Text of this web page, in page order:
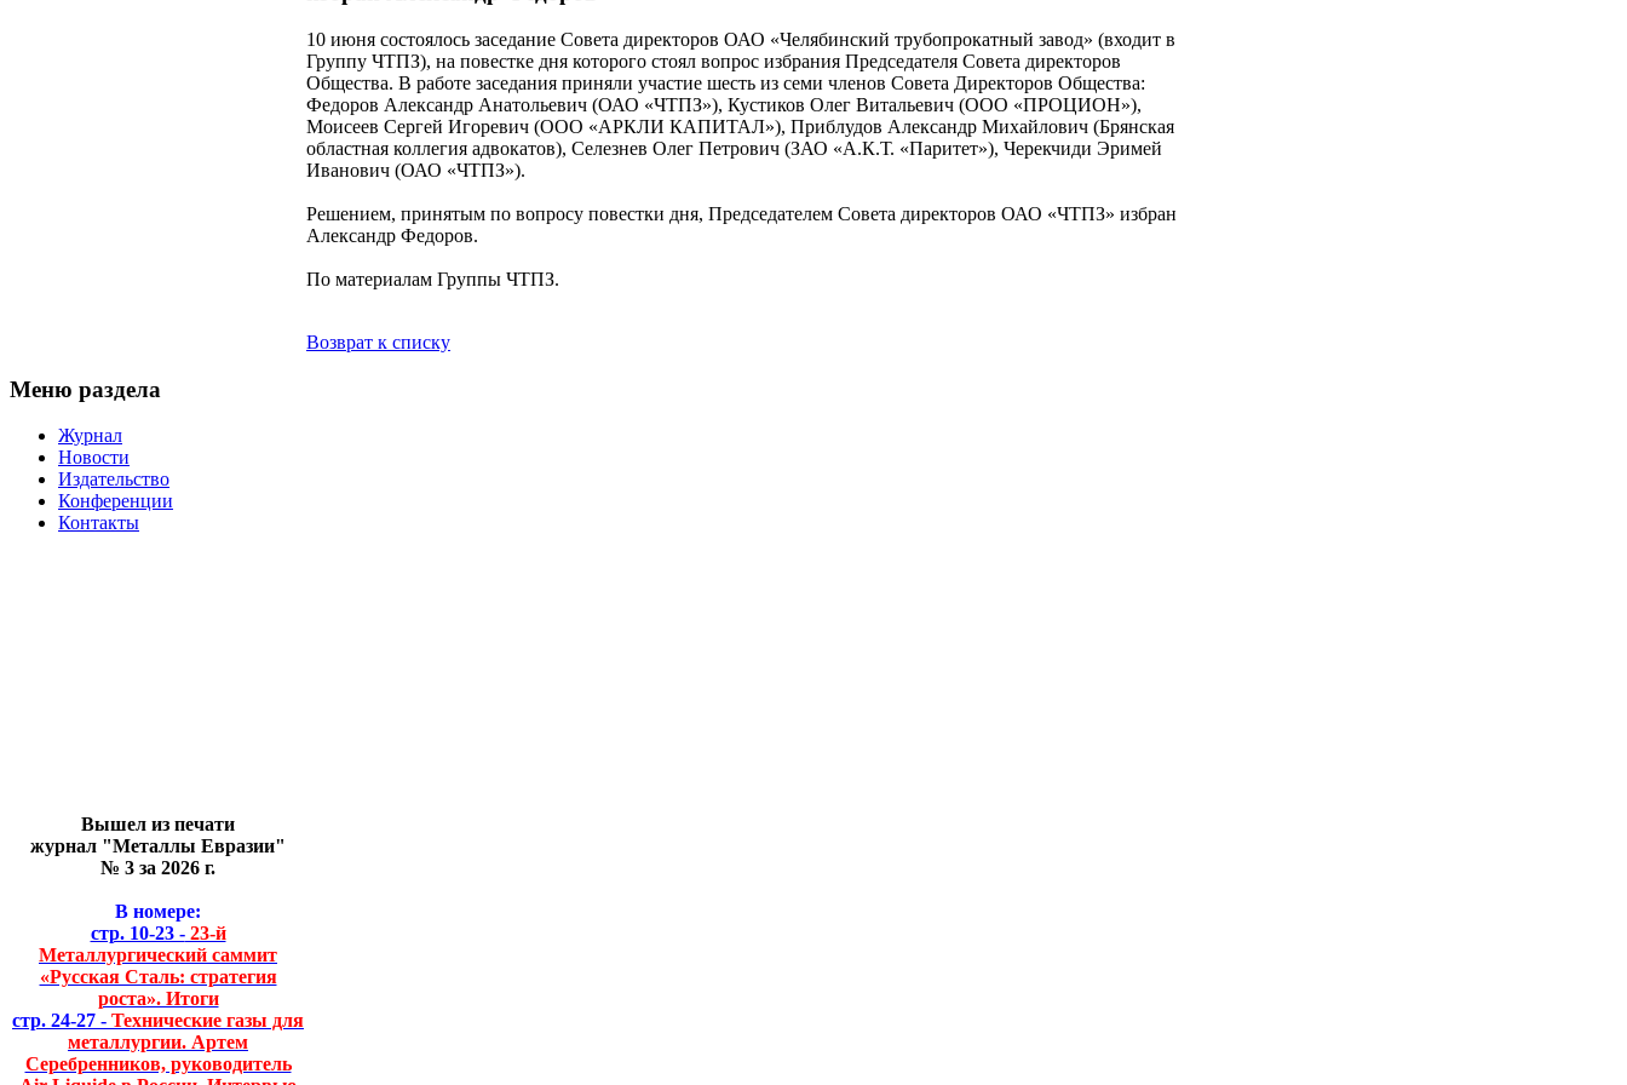
10 июня состоялось заседание Совета директоров ОАО «Челябинский трубопрокатный завод» (входит в
Группу ЧТПЗ), на повестке дня которого стоял вопрос избрания Председателя Совета директоров
Общества. В работе заседания приняли участие шесть из семи членов Совета Директоров Общества:
Федоров Александр Анатольевич (ОАО «ЧТПЗ»), Кустиков Олег Витальевич (ООО «ПРОЦИОН»),
Моисеев Сергей Игоревич (ООО «АРКЛИ КАПИТАЛ»), Приблудов Александр Михайлович (Брянская
областная коллегия адвокатов), Селезнев Олег Петрович (ЗАО «А.К.Т. «Паритет»), Черекчиди Эримей
Иванович (ОАО «ЧТПЗ»).
Решением, принятым по вопросу повестки дня, Председателем Совета директоров ОАО «ЧТПЗ» избран
Александр Федоров.
По материалам Группы ЧТПЗ.
Возврат к списку
Меню раздела
Журнал
Новости
Издательство
Конференции
Контакты
Вышел из печати
журнал "Металлы Евразии"
№ 3 за 2026 г.
В номере:
стр. 10-23 -23-й
Металлургический саммит
«Русская Сталь: стратегия
роста». Итоги
стр. 24-27 - Технические газы для
металлургии. Артем
Серебренников, руководитель